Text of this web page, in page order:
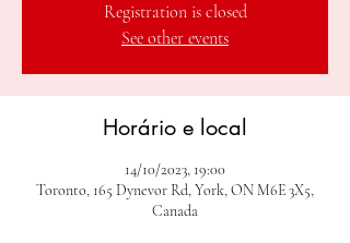
Registration is closed
See other events
Horário e local
14/10/2023, 19:00
Toronto, 165 Dynevor Rd, York, ON M6E 3X5,
Canada